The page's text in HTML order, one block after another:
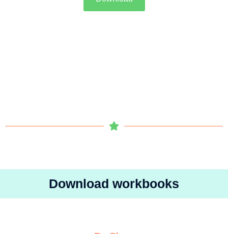
Download workbooks